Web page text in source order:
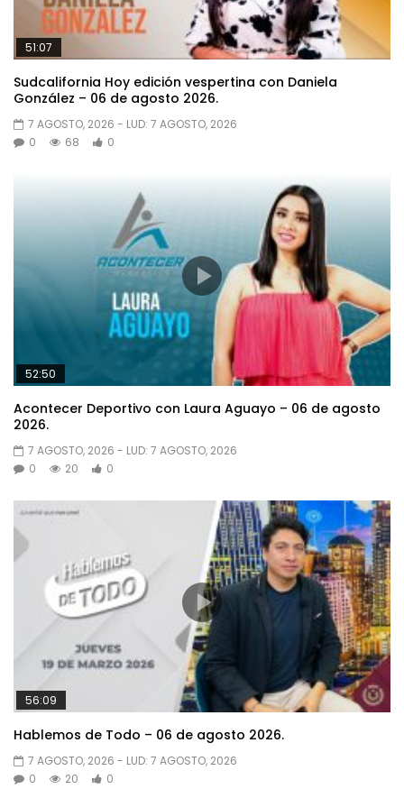
51:07
Sudcalifornia Hoy edición vespertina con Daniela
González – 06 de agosto 2026.
7 AGOSTO, 2026 - LUD: 7 AGOSTO, 2026
0
68 0
52:50
Acontecer Deportivo con Laura Aguayo – 06 de agosto
2026.
7 AGOSTO, 2026 - LUD: 7 AGOSTO, 2026
0
20 0
56:09
Hablemos de Todo – 06 de agosto 2026.
7 AGOSTO, 2026 - LUD: 7 AGOSTO, 2026
0
20 0